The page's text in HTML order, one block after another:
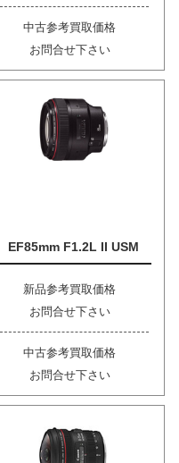
中古参考買取価格
お問合せ下さい
EF85mm F1.2L II USM
新品参考買取価格
お問合せ下さい
中古参考買取価格
お問合せ下さい